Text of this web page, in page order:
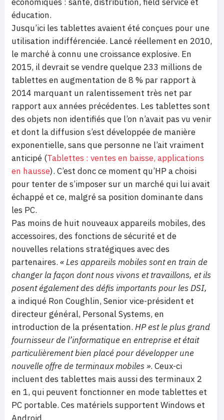
éducation.
Jusqu’ici les tablettes avaient été conçues pour une
utilisation indifférenciée. Lancé réellement en 2010,
le marché à connu une croissance explosive. En
2015, il devrait se vendre quelque 233 millions de
tablettes en augmentation de 8 % par rapport à
2014 marquant un ralentissement très net par
rapport aux années précédentes. Les tablettes sont
des objets non identifiés que l’on n’avait pas vu venir
et dont la diffusion s’est développée de manière
exponentielle, sans que personne ne l’ait vraiment
anticipé (Tablettes : ventes en baisse, applications
en hausse). C’est donc ce moment qu’HP a choisi
pour tenter de s’imposer sur un marché qui lui avait
échappé et ce, malgré sa position dominante dans
les PC.
Pas moins de huit nouveaux appareils mobiles, des
accessoires, des fonctions de sécurité et de
nouvelles relations stratégiques avec des
partenaires. « Les appareils mobiles sont en train de
changer la façon dont nous vivons et travaillons, et ils
posent également des défis importants pour les DSI,
a indiqué Ron Coughlin, Senior vice-président et
directeur général, Personal Systems, en
introduction de la présentation. HP est le plus grand
fournisseur de l’informatique en entreprise et était
particulièrement bien placé pour développer une
nouvelle offre de terminaux mobiles ». Ceux-ci
incluent des tablettes mais aussi des terminaux 2
en 1, qui peuvent fonctionner en mode tablettes et
PC portable. Ces matériels supportent Windows et